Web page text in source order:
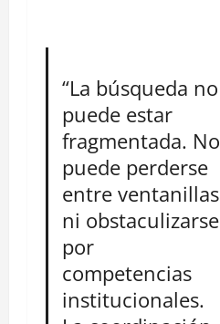
“La búsqueda no
puede estar
fragmentada. No
puede perderse
entre ventanillas
ni obstaculizarse
por
competencias
institucionales.